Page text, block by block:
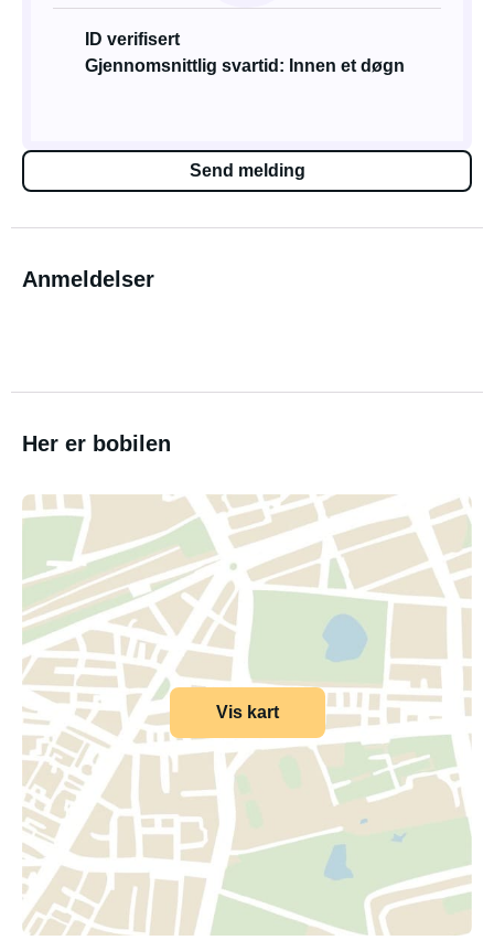
ID verifisert
Gjennomsnittlig svartid: Innen et døgn
Send melding
Anmeldelser
Her er bobilen
Vis kart